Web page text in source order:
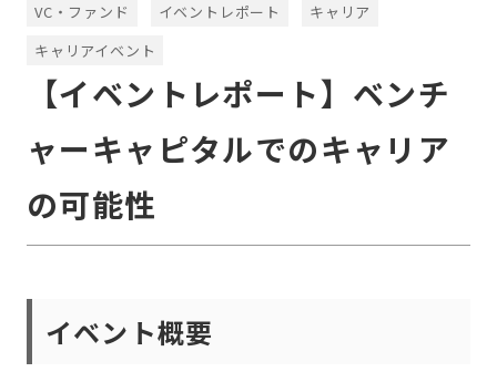
VC・ファンド イベントレポート
キャリア
キャリアイベント
【イベントレポート】ベンチ
ャーキャピタルでのキャリア
の可能性
イベント概要